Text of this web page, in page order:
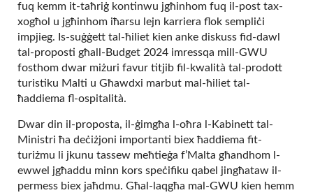
fuq kemm it-taħriġ kontinwu jgħinhom fuq il-post tax-
xogħol u jgħinhom iħarsu lejn karriera flok sempliċi
impjieg. Is-suġġett tal-ħiliet kien anke diskuss fid-dawl
tal-proposti għall-Budget 2024 imressqa mill-GWU
fosthom dwar miżuri favur titjib fil-kwalità tal-prodott
turistiku Malti u Għawdxi marbut mal-ħiliet tal-
ħaddiema fl-ospitalità.
Dwar din il-proposta, il-ġimgħa l-oħra l-Kabinett tal-
Ministri ħa deċiżjoni importanti biex ħaddiema fit-
turiżmu li jkunu tassew meħtieġa f’Malta għandhom l-
ewwel jgħaddu minn kors speċifiku qabel jingħataw il-
permess biex jaħdmu. Għal-laqgħa mal-GWU kien hemm